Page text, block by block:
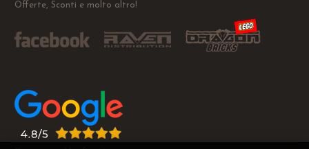
Offerte, Sconti e molto altro!